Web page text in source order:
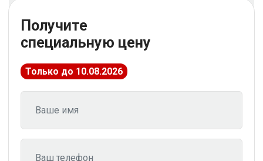
Получите
специальную цену
Только до 10.08.2026